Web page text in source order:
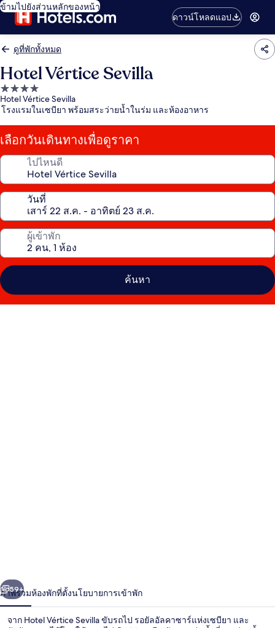
ข้ามไปยังส่วนหลักของหน้า
ดาวน์โหลดแอป
ดูที่พักทั้งหมด
Hotel Vértice Sevilla
ที่พัก
4.0
Hotel Vértice Sevilla
โรงแรมในเซบียา พร้อมสระว่ายน้ำในร่ม และห้องอาหาร
เลือกวันเดินทางเพื่อดูราคา
ไปไหนดี
วันที่
ผู้เข้าพัก
ค้นหา
า
ถัดไป
59+
ภาพรวมห้องพักที่ตั้งนโยบายการเข้าพัก
จาก Hotel Vértice Sevilla ขับรถไป รอยัลอัลคาซาร์แห่งเซบียา และ